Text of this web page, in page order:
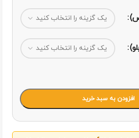
افزودن به سبد خرید